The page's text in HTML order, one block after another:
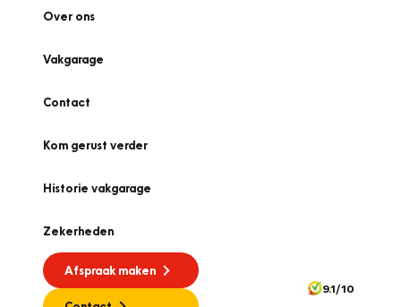
Over ons
Vakgarage
Contact
Kom gerust verder
Historie vakgarage
Zekerheden
Afspraak maken
9.1/10